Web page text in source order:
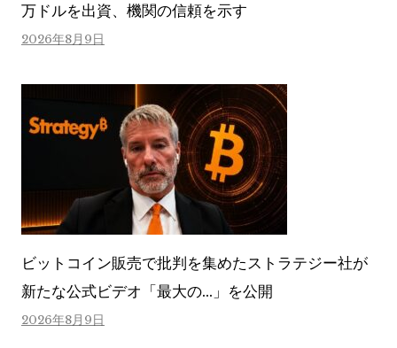
万ドルを出資、機関の信頼を示す
2026年8月9日
ビットコイン販売で批判を集めたストラテジー社が
新たな公式ビデオ「最大の…」を公開
2026年8月9日